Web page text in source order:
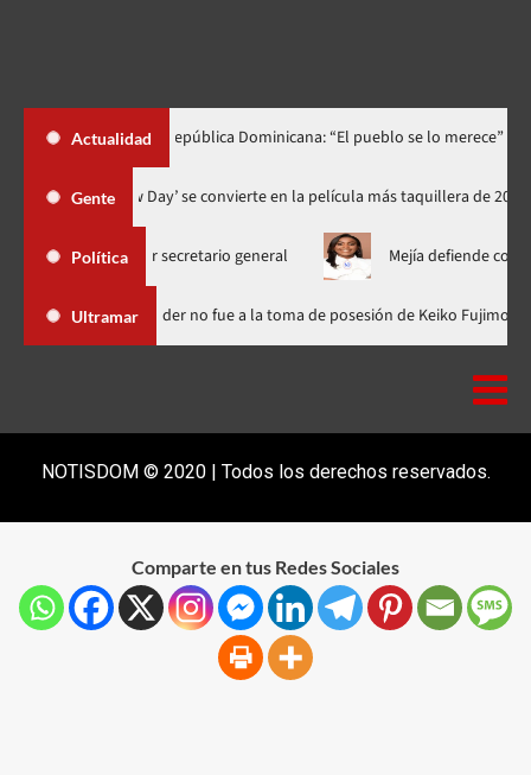
Actualidad
a República Dominicana: “El pueblo se lo merece”
Gente
‘Spider-Man: Brand New Day’ se convierte en la película más
Política
secretario general Mejía defiende consenso PRM
Ultramar Luis Abinader no fue a la toma de posesión de
NOTISDOM © 2020 | Todos los derechos reservados.
Comparte en tus Redes Sociales